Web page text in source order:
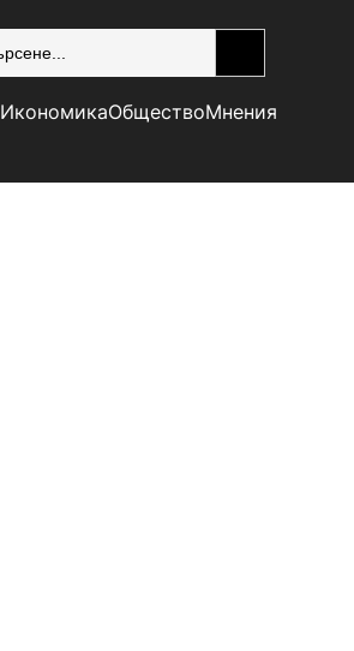
ИкономикаОбществоМнения